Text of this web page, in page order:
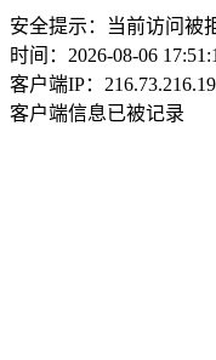
安全提示：当前访问被
时间：2026-08-06
客户端IP：
客户端信息已被记录